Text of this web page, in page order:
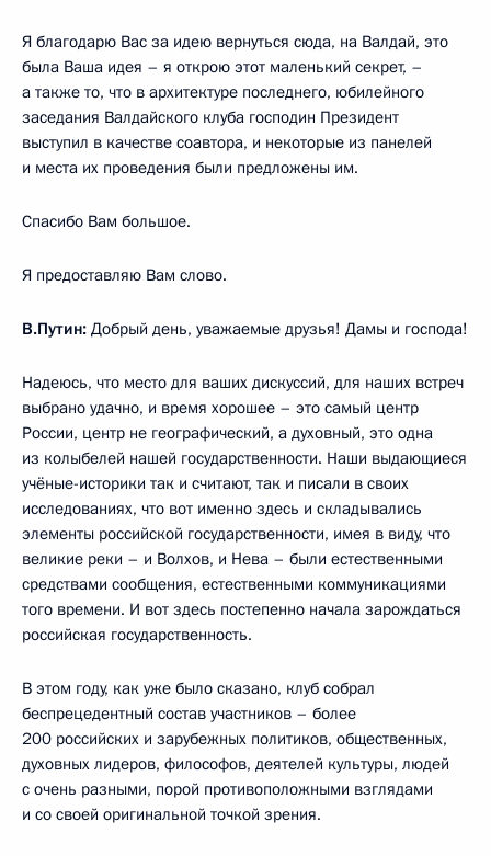
Я благодарю Вас за идею вернуться сюда, на Валдай, это
была Ваша идея – я открою этот маленький секрет, –
а также то, что в архитектуре последнего, юбилейного
заседания Валдайского клуба господин Президент
выступил в качестве соавтора, и некоторые из панелей
и места их проведения были предложены им.
Спасибо Вам большое.
Я предоставляю Вам слово.
В.Путин: Добрый день, уважаемые друзья! Дамы и господа!
Надеюсь, что место для ваших дискуссий, для наших встреч
выбрано удачно, и время хорошее – это самый центр
России, центр не географический, а духовный, это одна
из колыбелей нашей государственности. Наши выдающиеся
учёные-историки так и считают, так и писали в своих
исследованиях, что вот именно здесь и складывались
элементы российской государственности, имея в виду, что
великие реки – и Волхов, и Нева – были естественными
средствами сообщения, естественными коммуникациями
того времени. И вот здесь постепенно начала зарождаться
российская государственность.
В этом году, как уже было сказано, клуб собрал
беспрецедентный состав участников – более
200 российских и зарубежных политиков, общественных,
духовных лидеров, философов, деятелей культуры, людей
с очень разными, порой противоположными взглядами
и со своей оригинальной точкой зрения.